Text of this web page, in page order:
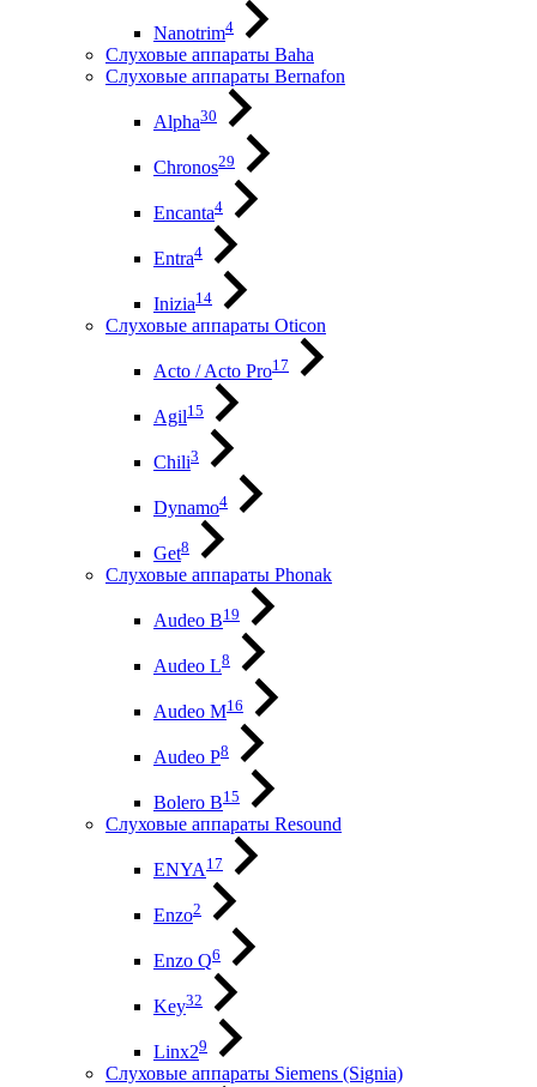
Nanotrim4
Слуховые аппараты Baha
Слуховые аппараты Bernafon
Alpha30
Chronos29
Encanta4
Entra4
Inizia14
Слуховые аппараты Oticon
Acto / Acto Pro17
Agil15
Chili3
Dynamo4
Get8
Слуховые аппараты Phonak
Audeo B19
Audeo L8
Audeo М16
Audeo P8
Bolero B15
Слуховые аппараты Resound
ENYA17
Enzo2
Enzo Q6
Key32
Linx29
Слуховые аппараты Siemens (Signia)